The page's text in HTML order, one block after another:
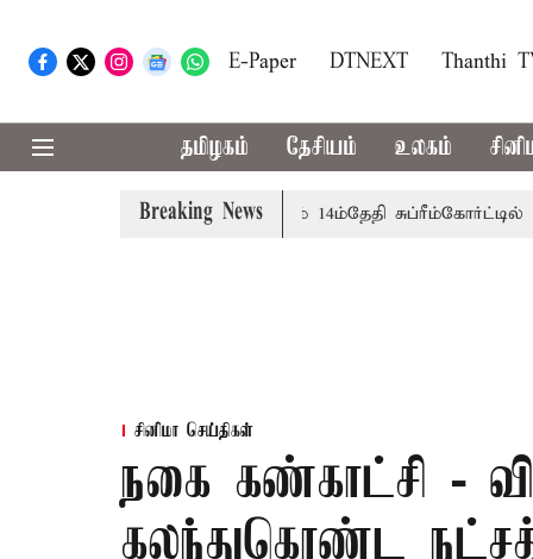
E-Paper DTNEXT Thanthi
தமிழகம் தேசியம் உலகம்
Breaking News
அரசுப்பணி வழக்கு; வரும் 14ம்தேதி சுப்ரீம்கோர்ட்டில்
சினிமா செய்திகள்
நகை கண்காட்சி -
கலந்துகொண்ட